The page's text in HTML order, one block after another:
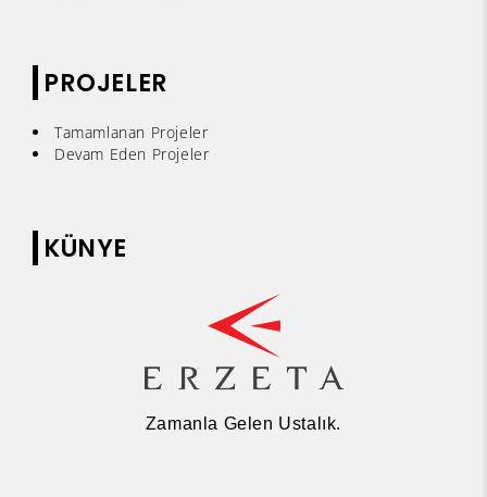
PROJELER
Tamamlanan Projeler
Devam Eden Projeler
KÜNYE
Zamanla Gelen Ustalık.